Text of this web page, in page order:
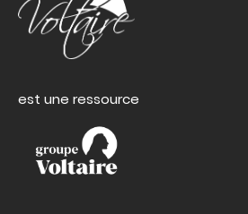
est une ressource